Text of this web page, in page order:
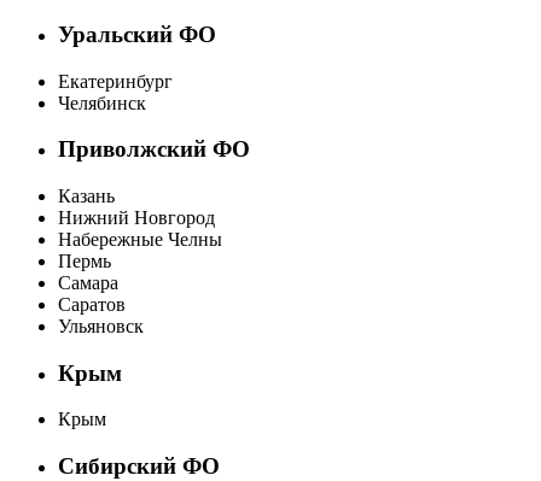
Уральский ФО
Екатеринбург
Челябинск
Приволжский ФО
Казань
Нижний Новгород
Набережные Челны
Пермь
Самара
Саратов
Ульяновск
Крым
Крым
Сибирский ФО